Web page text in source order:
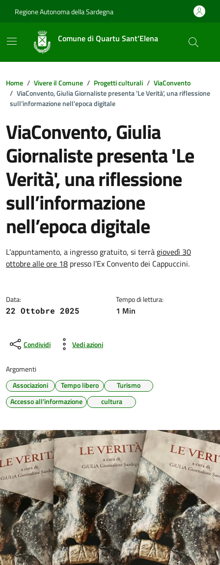
Regione Autonoma della Sardegna
Comune di Quartu Sant'Elena
Home Vivere il Comune Progetti culturali
ViaConvento
ViaConvento, Giulia Giornaliste presenta 'Le Verità', una riflessione
sull’informazione nell’epoca digitale
ViaConvento, Giulia
Giornaliste presenta 'Le
Verità', una riflessione
sull’informazione
nell’epoca digitale
Dettagli della notizia
L’appuntamento, a ingresso gratuito, si terrà giovedì 30
ottobre alle ore 18 presso l’Ex Convento dei Cappuccini.
Data:
22 Ottobre 2025
Tempo di lettura:
1 Min
Condividi Vedi azioni
Argomenti
Associazioni
Tempo libero
Turismo
Accesso all'informazione
cultura